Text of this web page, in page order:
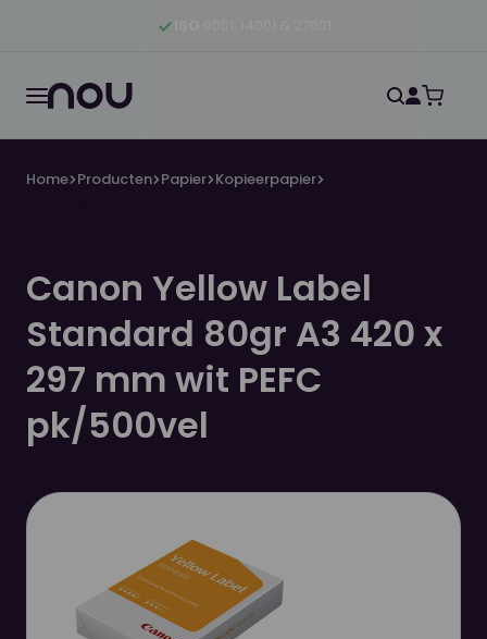
Ga naar hoofdinhoud
Ga naar hoofdnavigatie
Home Producten Papier Kopieerpapier
Canon Yellow Label
Standard 80gr A3 420 x
297 mm wit PEFC
pk/500vel